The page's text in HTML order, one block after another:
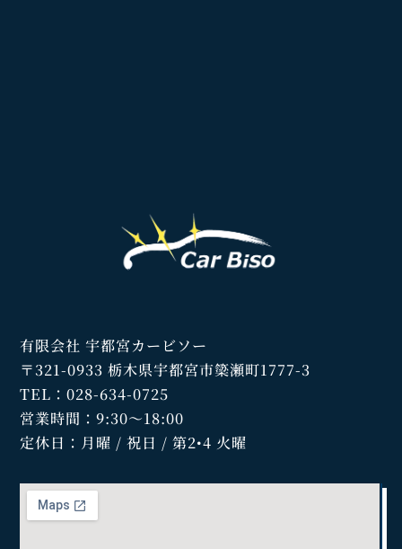
有限会社 宇都宮カービソー
〒321-0933 栃木県宇都宮市簗瀬町1777-3
TEL：028-634-0725
営業時間：9:30～18:00
定休日：月曜 / 祝日 / 第2•4 火曜